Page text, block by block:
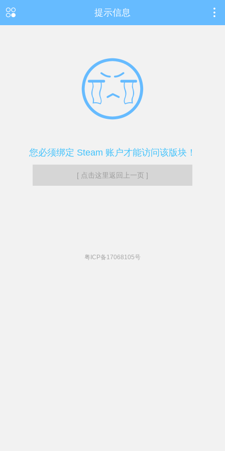
提示信息
您必须绑定 Steam 账户才能访问该版块！
[ 点击这里返回上一页 ]
粤ICP备17068105号